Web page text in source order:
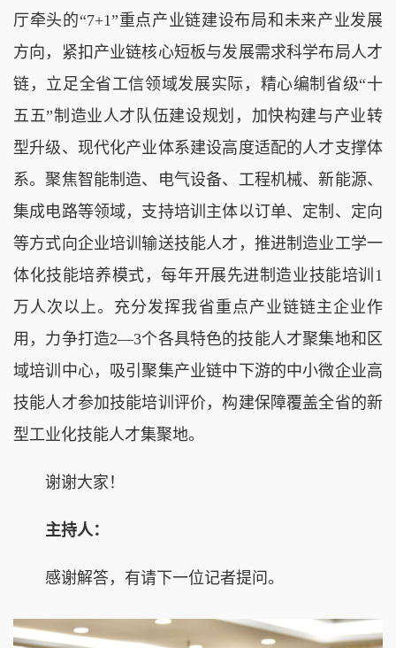
厅牵头的“7+1”重点产业链建设布局和未来产业发展
方向，紧扣产业链核心短板与发展需求科学布局人才
链，立足全省工信领域发展实际，精心编制省级“十
五五”制造业人才队伍建设规划，加快构建与产业转
型升级、现代化产业体系建设高度适配的人才支撑体
系。聚焦智能制造、电气设备、工程机械、新能源、
集成电路等领域，支持培训主体以订单、定制、定向
等方式向企业培训输送技能人才，推进制造业工学一
体化技能培养模式，每年开展先进制造业技能培训1
万人次以上。充分发挥我省重点产业链链主企业作
用，力争打造2—3个各具特色的技能人才聚集地和区
域培训中心，吸引聚集产业链中下游的中小微企业高
技能人才参加技能培训评价，构建保障覆盖全省的新
型工业化技能人才集聚地。
谢谢大家！
主持人：
感谢解答，有请下一位记者提问。